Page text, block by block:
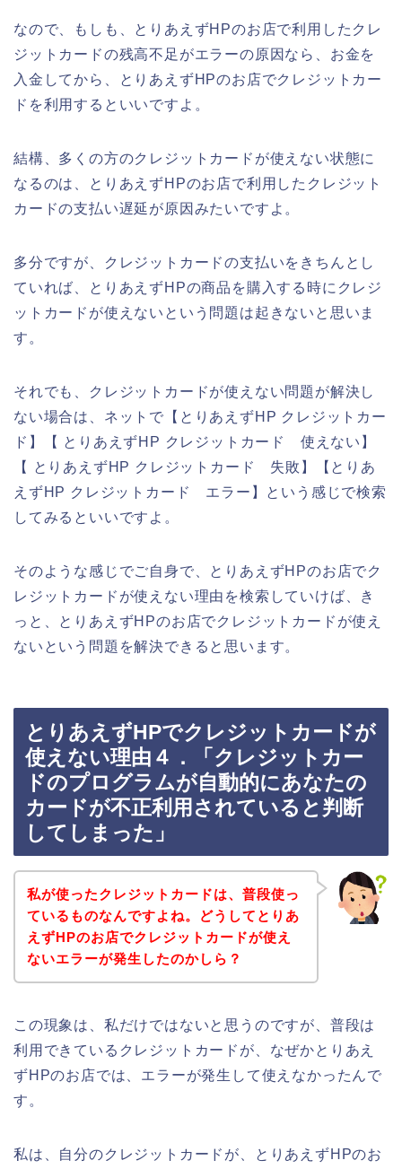
なので、もしも、とりあえずHPのお店で利用したクレ
ジットカードの残高不足がエラーの原因なら、お金を
入金してから、とりあえずHPのお店でクレジットカー
ドを利用するといいですよ。
結構、多くの方のクレジットカードが使えない状態に
なるのは、とりあえずHPのお店で利用したクレジット
カードの支払い遅延が原因みたいですよ。
多分ですが、クレジットカードの支払いをきちんとし
ていれば、とりあえずHPの商品を購入する時にクレジ
ットカードが使えないという問題は起きないと思いま
す。
それでも、クレジットカードが使えない問題が解決し
ない場合は、ネットで【とりあえずHP クレジットカー
ド】【 とりあえずHP クレジットカード 使えない】
【 とりあえずHP クレジットカード 失敗】【とりあ
えずHP クレジットカード エラー】という感じで検索
してみるといいですよ。
そのような感じでご自身で、とりあえずHPのお店でク
レジットカードが使えない理由を検索していけば、き
っと、とりあえずHPのお店でクレジットカードが使え
ないという問題を解決できると思います。
とりあえずHPでクレジットカードが
使えない理由４．「クレジットカー
ドのプログラムが自動的にあなたの
カードが不正利用されていると判断
してしまった」
私が使ったクレジットカードは、普段使っ
ているものなんですよね。どうしてとりあ
えずHPのお店でクレジットカードが使え
ないエラーが発生したのかしら？
この現象は、私だけではないと思うのですが、普段は
利用できているクレジットカードが、なぜかとりあえ
ずHPのお店では、エラーが発生して使えなかったんで
す。
私は、自分のクレジットカードが、とりあえずHPのお